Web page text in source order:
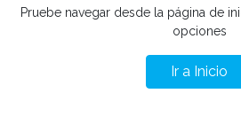
Pruebe navegar desde la página de
opciones
Ir a Inicio